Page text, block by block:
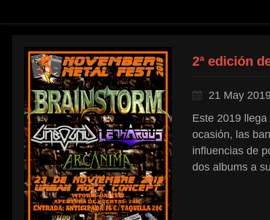
2ª edición
21 May
Este 2019
ocasión, las
influencias de
dos albums a